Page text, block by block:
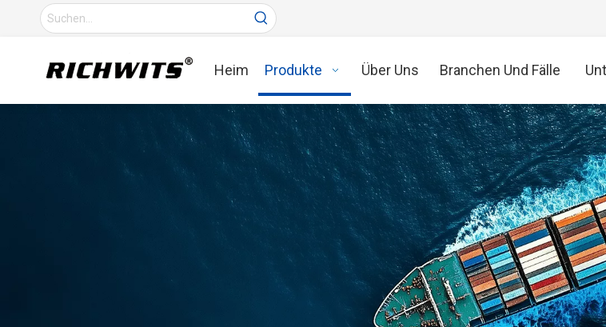
Heim Produkte Über Uns Branchen Und Fälle